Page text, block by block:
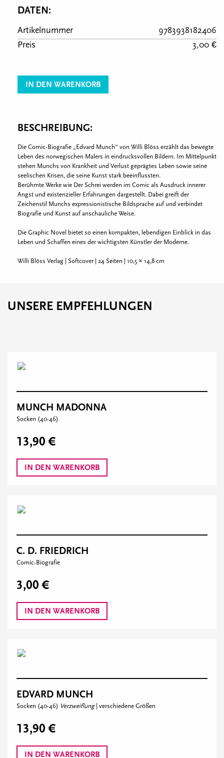
DATEN:
Artikelnummer
9783938182406
Preis
3,00 €
IN DEN WARENKORB
BESCHREIBUNG:
Die Comic-Biografie „Edvard Munch“ von Willi Blöss erzählt das bewegte
Leben des norwegischen Malers in eindrucksvollen Bildern. Im Mittelpunkt
stehen Munchs von Krankheit und Verlust geprägtes Leben sowie seine
seelischen Krisen, die seine Kunst stark beeinflussten.
Berühmte Werke wie Der Schrei werden im Comic als Ausdruck innerer
Angst und existenzieller Erfahrungen dargestellt. Dabei greift der
Zeichenstil Munchs expressionistische Bildsprache auf und verbindet
Biografie und Kunst auf anschauliche Weise.
Die Graphic Novel bietet so einen kompakten, lebendigen Einblick in das
Leben und Schaffen eines der wichtigsten Künstler der Moderne.
Willi Blöss Verlag | Softcover | 24 Seiten | 10,5 × 14,8 cm
UNSERE EMPFEHLUNGEN
MUNCH MADONNA
Socken (40-46)
13,90 €
IN DEN WARENKORB
C. D. FRIEDRICH
Comic-Biografie
3,00 €
IN DEN WARENKORB
EDVARD MUNCH
Socken (40-46) Verzweiflung | verschiedene Größen
13,90 €
IN DEN WARENKORB